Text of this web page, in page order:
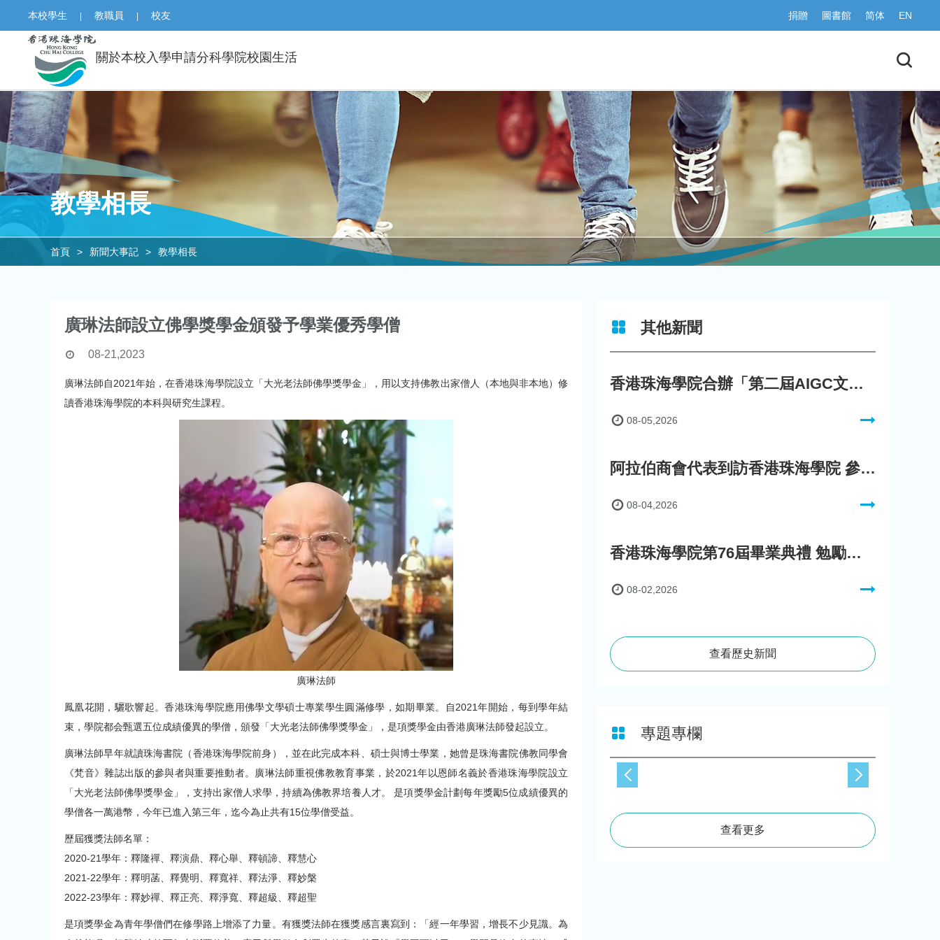
本校學生 | 教職員 | 校友 捐贈 圖書館 简体 EN
關於本校入學申請分科學院校園生活
教學相長
首頁 > 新聞大事記 > 教學相長
廣琳法師設立佛學獎學金頒發予學業優秀學僧
08-21,2023
廣琳法師自2021年始，在香港珠海學院設立「大光老法師佛學獎學金」，用以支持佛教出家僧人（本地與非本地）修
讀香港珠海學院的本科與研究生課程。
廣琳法師
鳳凰花開，驪歌響起。香港珠海學院應用佛學文學碩士專業學生圓滿修學，如期畢業。自2021年開始，每到學年結
束，學院都会甄選五位成績優異的學僧，頒發「大光老法師佛學獎學金」，是項獎學金由香港廣琳法師發起設立。
廣琳法師早年就讀珠海書院（香港珠海學院前身），並在此完成本科、碩士與博士學業，她曾是珠海書院佛教同學會
《梵音》雜誌出版的參與者與重要推動者。廣琳法師重視佛教教育事業，於2021年以恩師名義於香港珠海學院設立
「大光老法師佛學獎學金」，支持出家僧人求學，持續為佛教界培養人才。 是項獎學金計劃每年獎勵5位成績優異的
學僧各一萬港幣，今年已進入第三年，迄今為止共有15位學僧受益。
歷屆獲獎法師名單：
2020-21學年：釋隆禪、釋演鼎、釋心舉、釋頓諦、釋慧心
2021-22學年：釋明菡、釋覺明、釋寬祥、釋法淨、釋妙槃
2022-23學年：釋妙禪、釋正亮、釋淨寬、釋超級、釋超聖
是項獎學金為青年學僧們在修學路上增添了力量。有獲獎法師在獲獎感言裏寫到：「經一年學習，增長不少見識。為
其他新聞
香港珠海學院合辦「第二屆AIGC文化數字內容創作比賽」
08-05,2026
阿拉伯商會代表到訪香港珠海學院 參與「一帶一路」政策圓桌會議
08-04,2026
香港珠海學院第76屆畢業典禮 勉勵畢業生迎向AI新時代
08-02,2026
查看歷史新聞
專題專欄
查看更多